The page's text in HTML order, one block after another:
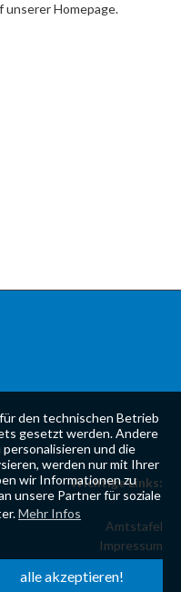
den technischen Betrieb
gesetzt werden. Andere
und die
werden nur mit Ihrer
wir Informationen zu
unsere Partner für soziale
Mehr Infos
alle akzeptieren!
Homepage.
Wichtige Links:
Amtstafel
Impressum
Datenschutzerklärung
Kontaktformular